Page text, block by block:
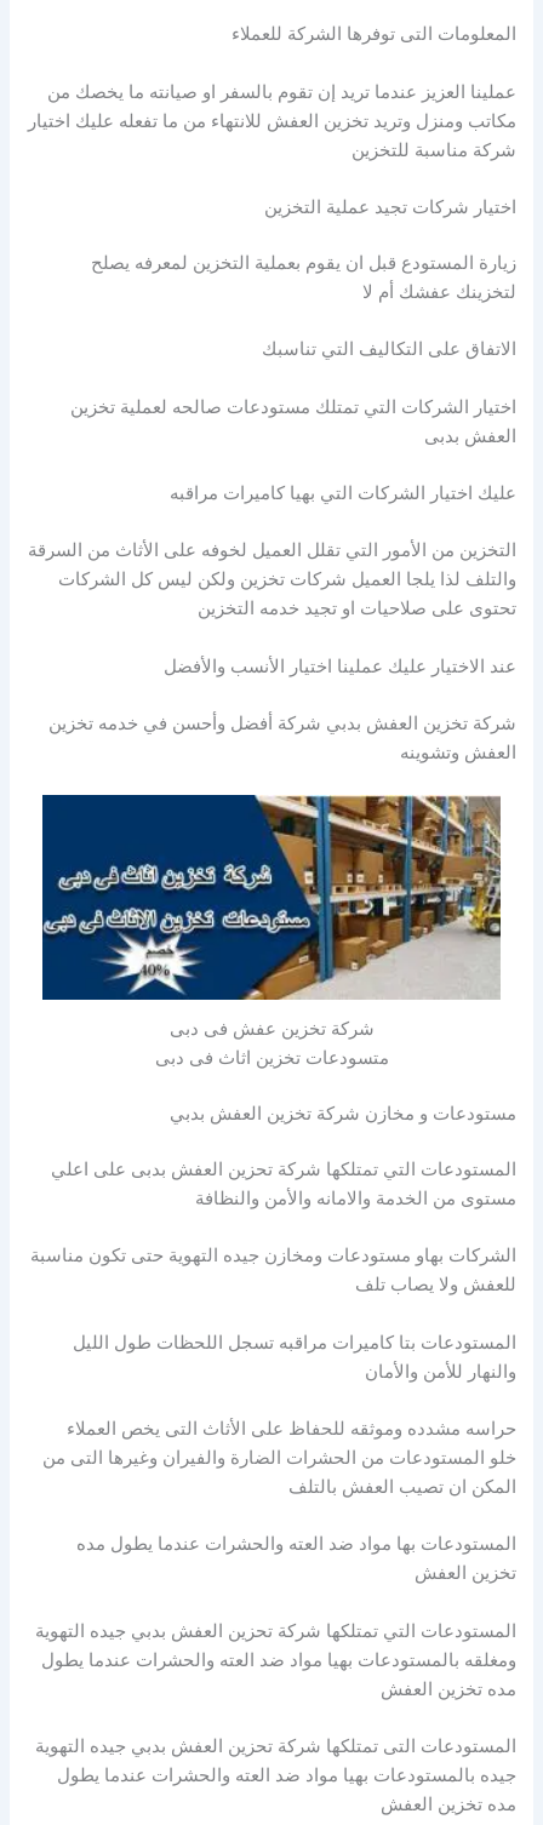
المعلومات التى توفرها الشركة للعملاء
عملينا العزيز عندما تريد إن تقوم بالسفر او صيانته ما يخصك من
مكاتب ومنزل وتريد تخزين العفش للانتهاء من ما تفعله عليك اختيار
شركة مناسبة للتخزين
اختيار شركات تجيد عملية التخزين
زيارة المستودع قبل ان يقوم بعملية التخزين لمعرفه يصلح
لتخزينك عفشك أم لا
الاتفاق على التكاليف التي تناسبك
اختيار الشركات التي تمتلك مستودعات صالحه لعملية تخزين
العفش بدبى
عليك اختيار الشركات التي بهيا كاميرات مراقبه
التخزين من الأمور التي تقلل العميل لخوفه على الأثاث من السرقة
والتلف لذا يلجا العميل شركات تخزين ولكن ليس كل الشركات
تحتوى على صلاحيات او تجيد خدمه التخزين
عند الاختيار عليك عملينا اختيار الأنسب والأفضل
شركة تخزين العفش بدبي شركة أفضل وأحسن في خدمه تخزين
العفش وتشوينه
شركة تخزين عفش فى دبى
متسودعات تخزين اثاث فى دبى
مستودعات و مخازن شركة تخزين العفش بدبي
المستودعات التي تمتلكها شركة تحزين العفش بدبى على اعلي
مستوى من الخدمة والامانه والأمن والنظافة
الشركات بهاو مستودعات ومخازن جيده التهوية حتى تكون مناسبة
للعفش ولا يصاب تلف
المستودعات بتا كاميرات مراقبه تسجل اللحظات طول الليل
والنهار للأمن والأمان
حراسه مشدده وموثقه للحفاظ على الأثاث التى يخص العملاء
خلو المستودعات من الحشرات الضارة والفيران وغيرها التى من
المكن ان تصيب العفش بالتلف
المستودعات بها مواد ضد العته والحشرات عندما يطول مده
تخزين العفش
المستودعات التي تمتلكها شركة تحزين العفش بدبي جيده التهوية
ومغلقه بالمستودعات بهيا مواد ضد العته والحشرات عندما يطول
مده تخزين العفش
المستودعات التى تمتلكها شركة تحزين العفش بدبي جيده التهوية
جيده بالمستودعات بهيا مواد ضد العته والحشرات عندما يطول
مده تخزين العفش